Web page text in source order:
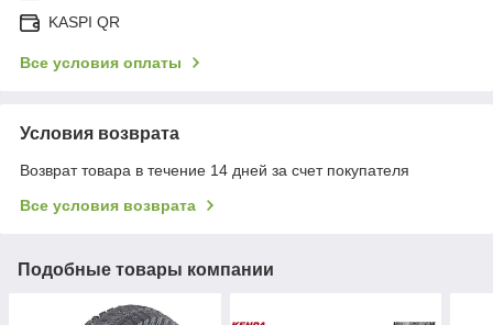
KASPI QR
Все условия оплаты
Условия возврата
Возврат товара в течение 14 дней за счет покупателя
Все условия возврата
Подобные товары компании